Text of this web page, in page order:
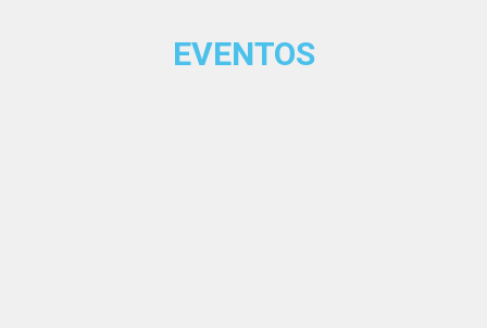
EVENTOS